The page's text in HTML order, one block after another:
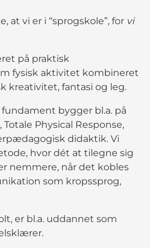
at vi er i “sprogskole”, for vi
på praktisk
fysisk aktivitet kombineret
kreativitet, fantasi og leg.
bygger bl.a. på
Physical Response,
didaktik. Vi
hvor dét at tilegne sig
nemmere, når det kobles
som kropssprog,
er bl.a. uddannet som